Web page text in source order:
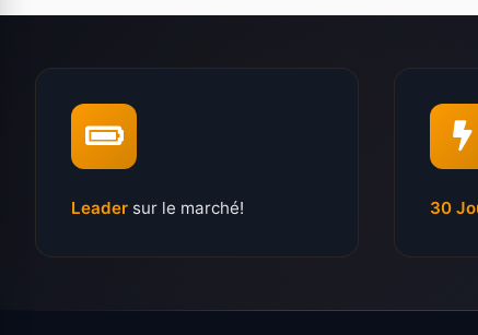
Leader sur le marché! 30